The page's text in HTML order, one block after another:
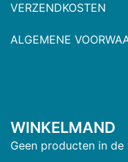
VERZENDKOSTEN
ALGEMENE
WINKELMAND
Geen producten in de